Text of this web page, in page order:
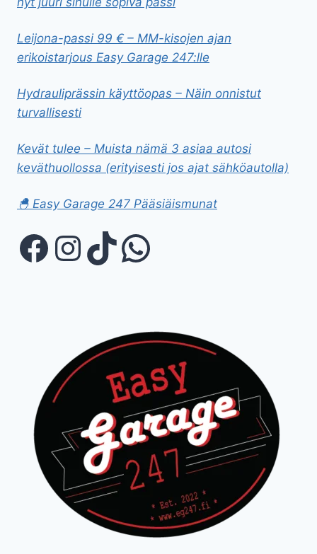
Leijona-passi 99 € – MM-kisojen ajan
erikoistarjous Easy Garage 247:lle
Hydrauliprässin käyttöopas – Näin onnistut
turvallisesti
Kevät tulee – Muista nämä 3 asiaa autosi
keväthuollossa (erityisesti jos ajat sähköautolla)
🐣 Easy Garage 247 Pääsiäismunat
Facebook
Instagram
TikTok
WhatsApp